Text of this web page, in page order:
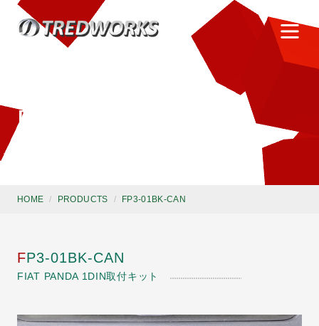
株式会社トレッドワークス
PRODUCTS
HOME / PRODUCTS / FP3-01BK-CAN
FP3-01BK-CAN
FIAT PANDA 1DIN取付キット